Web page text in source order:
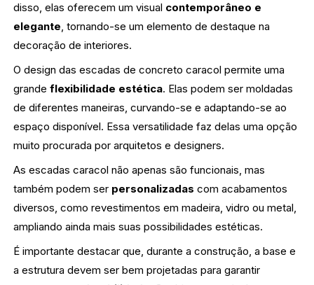
disso, elas oferecem um visual contemporâneo e
elegante, tornando-se um elemento de destaque na
decoração de interiores.
O design das escadas de concreto caracol permite uma
grandeflexibilidade estética. Elas podem ser moldadas
de diferentes maneiras, curvando-se e adaptando-se ao
espaço disponível. Essa versatilidade faz delas uma opção
muito procurada por arquitetos e designers.
As escadas caracol não apenas são funcionais, mas
também podem ser personalizadas com acabamentos
diversos, como revestimentos em madeira, vidro ou metal,
ampliando ainda mais suas possibilidades estéticas.
É importante destacar que, durante a construção, a base e
a estrutura devem ser bem projetadas para garantir